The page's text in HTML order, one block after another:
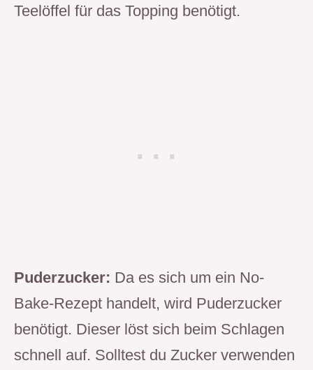
Teelöffel für das Topping benötigt.
Puderzucker: Da es sich um ein No-
Bake-Rezept handelt, wird Puderzucker
benötigt. Dieser löst sich beim Schlagen
schnell auf. Solltest du Zucker verwenden